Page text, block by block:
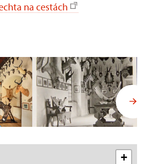
na cestách
+